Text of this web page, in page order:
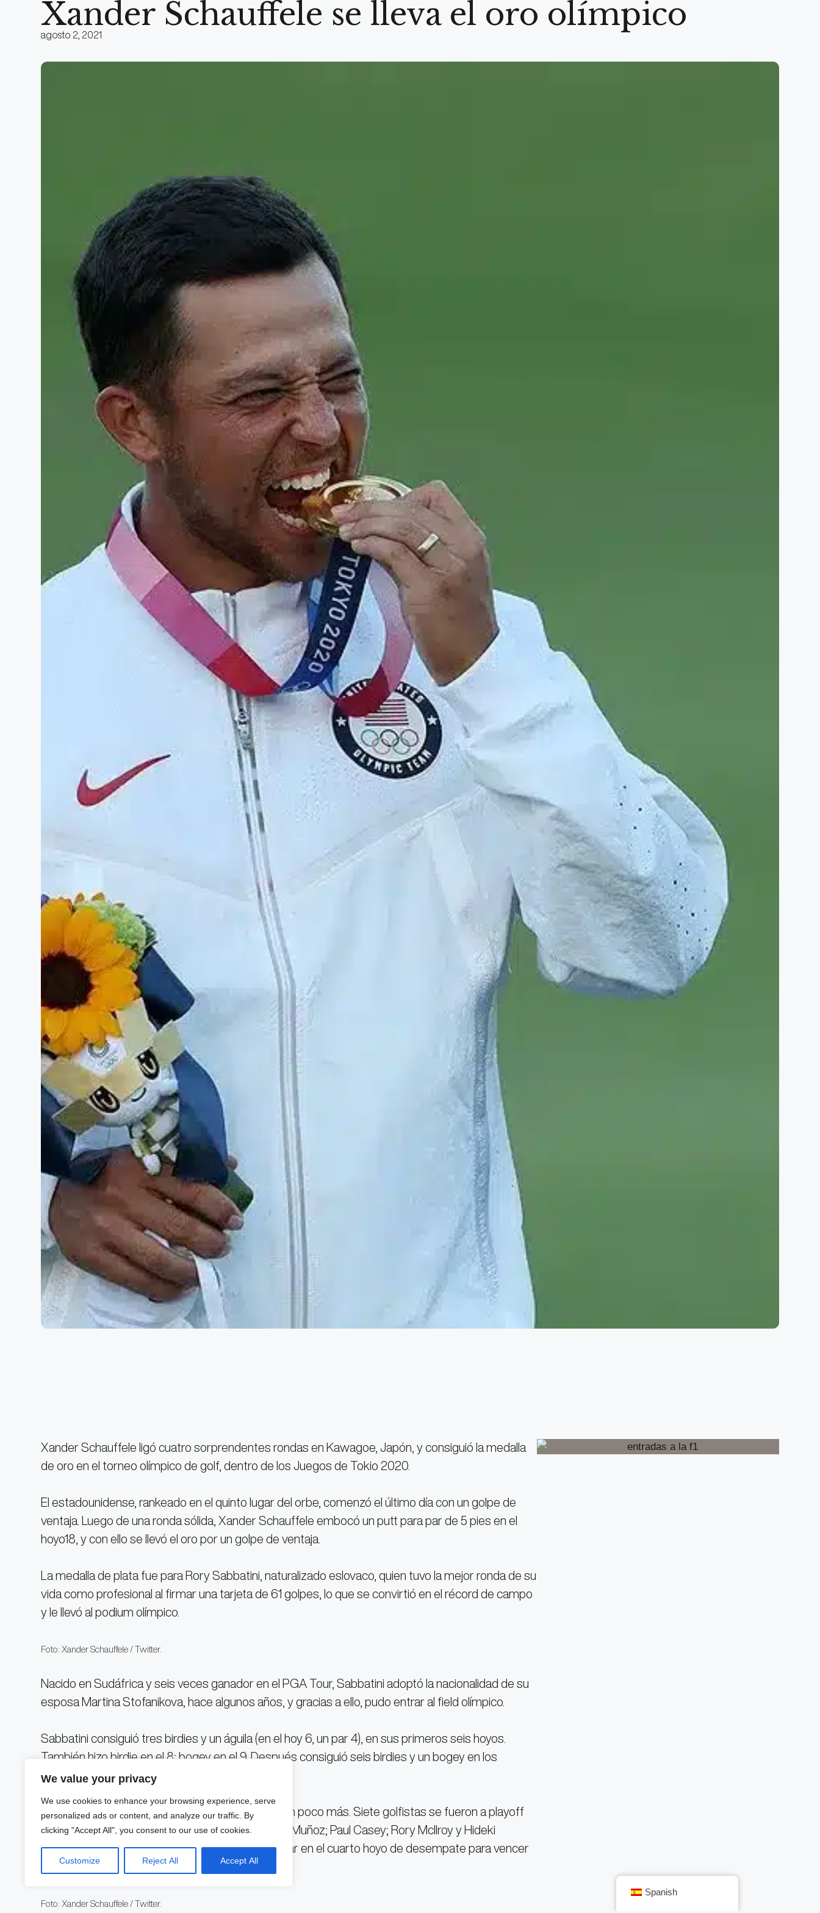
We value your privacy
We use cookies to enhance your browsing experience, serve
personalized ads or content, and analyze our traffic. By
clicking "Accept All", you consent to our use of cookies.
Customize Reject All Accept All
Xander Schauffele se lleva el oro olímpico
agosto 2, 2021
Xander Schauffele ligó cuatro sorprendentes rondas en Kawagoe, Japón, y consiguió la medalla
de oro en el torneo olímpico de golf, dentro de los Juegos de Tokio 2020.
El estadounidense, rankeado en el quinto lugar del orbe, comenzó el último día con un golpe de
ventaja. Luego de una ronda sólida, Xander Schauffele embocó un putt para par de 5 pies en el
hoyo18, y con ello se llevó el oro por un golpe de ventaja.
La medalla de plata fue para Rory Sabbatini, naturalizado eslovaco, quien tuvo la mejor ronda de su
vida como profesional al firmar una tarjeta de 61 golpes, lo que se convirtió en el récord de campo
y le llevó al podium olímpico.
Foto: Xander Schauffele / Twitter.
Nacido en Sudáfrica y seis veces ganador en el PGA Tour, Sabbatini adoptó la nacionalidad de su
esposa Martina Stofanikova, hace algunos años, y gracias a ello, pudo entrar al field olímpico.
Sabbatini consiguió tres birdies y un águila (en el hoy 6, un par 4), en sus primeros seis hoyos.
También hizo birdie en el 8; bogey en el 9. Después consiguió seis birdies y un bogey en los
segundos 9.
Para obtener al ganador del bronce se necesitó un poco más. Siete golfistas se fueron a playoff
(C.T. Pan; Collin Morikawa; Mito Pereira; Sebastián Muñoz; Paul Casey; Rory McIlroy y Hideki
Matsuyama), y finalmente C.T. Pan consiguió un par en el cuarto hoyo de desempate para vencer
a Collin Morikawa, cuya bola se fue al bunker.
Foto: Xander Schauffele / Twitter.
Spanish